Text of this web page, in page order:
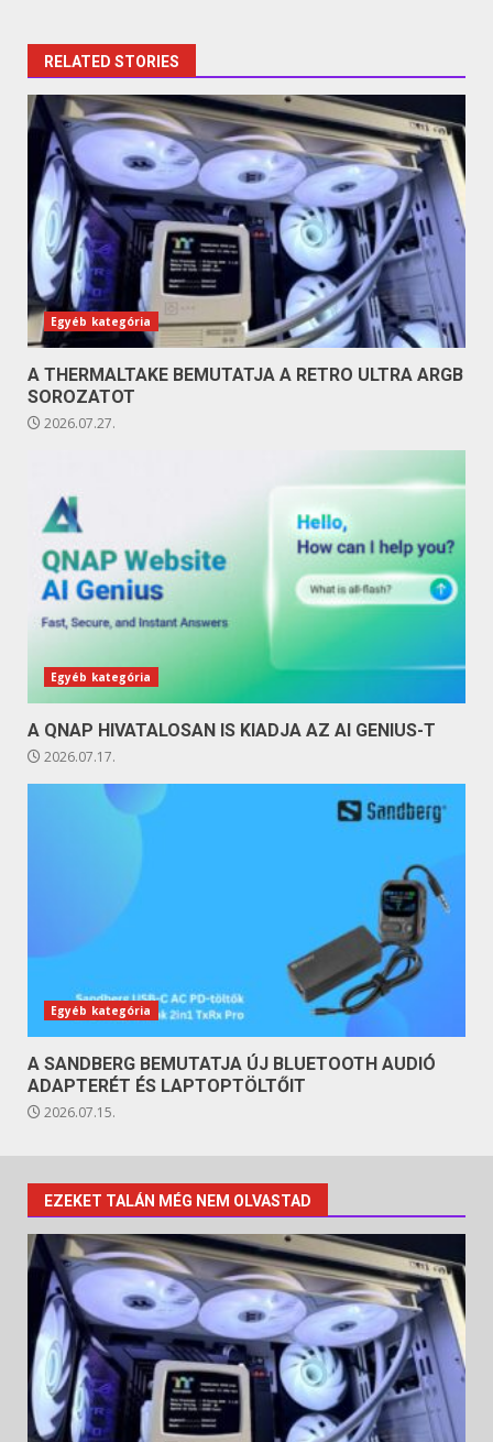
RELATED STORIES
Egyéb kategória
A THERMALTAKE BEMUTATJA A RETRO ULTRA ARGB
SOROZATOT
2026.07.27.
Egyéb kategória
A QNAP HIVATALOSAN IS KIADJA AZ AI GENIUS-T
2026.07.17.
Egyéb kategória
A SANDBERG BEMUTATJA ÚJ BLUETOOTH AUDIÓ
ADAPTERÉT ÉS LAPTOPTÖLTŐIT
2026.07.15.
EZEKET TALÁN MÉG NEM OLVASTAD